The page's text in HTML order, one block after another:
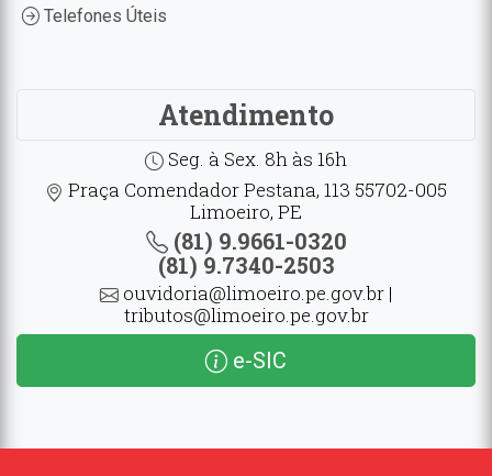
Telefones Úteis
Atendimento
Seg. à Sex. 8h às 16h
Praça Comendador Pestana, 113 55702-005
Limoeiro, PE
(81) 9.9661-0320
(81) 9.7340-2503
ouvidoria@limoeiro.pe.gov.br |
tributos@limoeiro.pe.gov.br
e-SIC